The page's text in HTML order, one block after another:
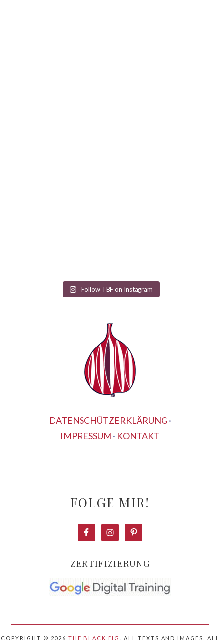
Follow TBF on Instagram
DATENSCHÜTZERKLÄRUNG ·
IMPRESSUM · KONTAKT
FOLGE MIR!
ZERTIFIZIERUNG
COPYRIGHT © 2026 THE BLACK FIG . ALL TEXTS AND IMAGES. ALL